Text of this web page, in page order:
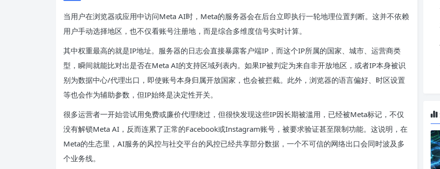
当用户在浏览器或应用中访问Meta AI时，Meta的服务器会在后台立即执行一轮地理位置判断。这并不依赖
用户手动选择地区，也不仅看账号注册地，而是综合多维度信号实时计算。
其中权重最高的就是IP地址。服务器的日志会直接暴露客户端IP，而这个IP所属的国家、城市、运营商类
型，瞬间就能比对出是否在Meta AI的支持区域列表内。如果IP被判定为来自非开放地区，或者IP本身被识
别为数据中心/代理出口，即使账号本身归属开放国家，也会被拦截。此外，浏览器的语言偏好、时区设置
等也会作为辅助参数，但IP始终是决定性开关。
很多运营者一开始尝试用免费或廉价代理绕过，但很快发现这些IP因长期被滥用，已经被Meta标记，不仅
没有解锁Meta AI，反而连累了正常的Facebook或Instagram账号，被要求验证甚至限制功能。这说明，在
Meta的生态里，AI服务的风控与社交平台的风控已经共享部分数据，一个不可信的网络出口会同时波及多
个业务线。